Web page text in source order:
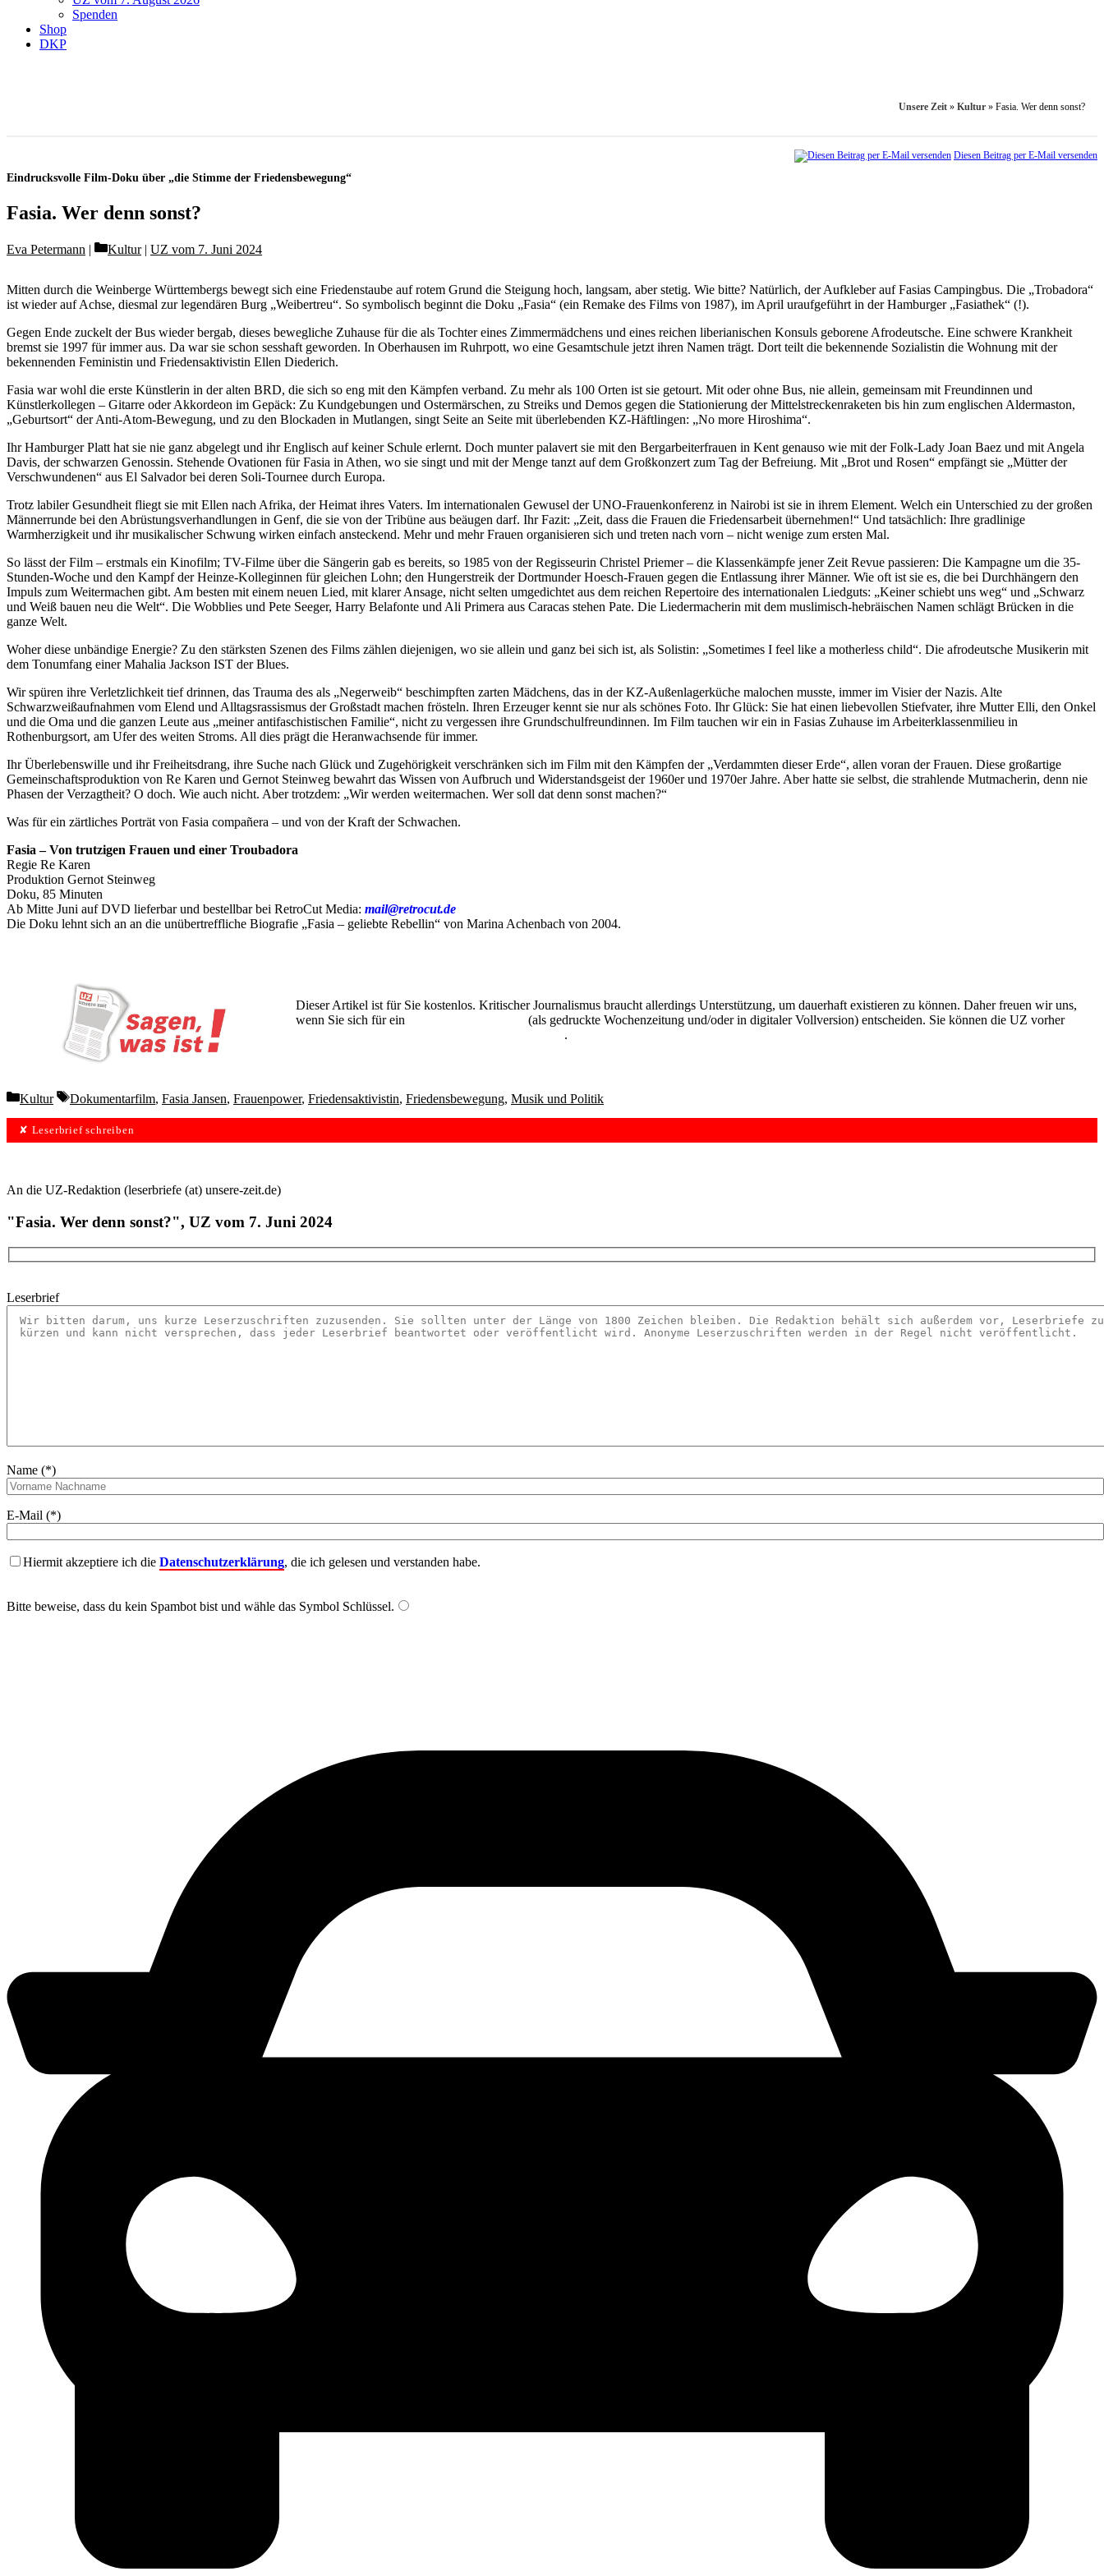
Spenden
Shop
DKP
Unsere Zeit » Kultur » Fasia. Wer denn sonst?
Diesen Beitrag per E-Mail versenden
Eindrucksvolle Film-Doku über „die Stimme der Friedensbewegung“
Fasia. Wer denn sonst?
Eva Petermann Categories
Kultur | UZ vom 7. Juni 2024
Mitten durch die Weinberge Württembergs bewegt sich eine Friedenstaube auf rotem Grund die Steigung hoch, langsam, aber stetig. Wie bitte? Natürlich, der Aufkleber auf Fasias Campingbus. Die „Trobadora“
ist wieder auf Achse, diesmal zur legendären Burg „Weibertreu“. So symbolisch beginnt die Doku „Fasia“ (ein Remake des Films von 1987), im April uraufgeführt in der Hamburger „Fasiathek“ (!).
Gegen Ende zuckelt der Bus wieder bergab, dieses bewegliche Zuhause für die als Tochter eines Zimmermädchens und eines reichen liberianischen Konsuls geborene Afrodeutsche. Eine schwere Krankheit
bremst sie 1997 für immer aus. Da war sie schon sesshaft geworden. In Oberhausen im Ruhrpott, wo eine Gesamtschule jetzt ihren Namen trägt. Dort teilt die bekennende Sozialistin die Wohnung mit der
bekennenden Feministin und Friedensaktivistin Ellen Diederich.
Fasia war wohl die erste Künstlerin in der alten BRD, die sich so eng mit den Kämpfen verband. Zu mehr als 100 Orten ist sie getourt. Mit oder ohne Bus, nie allein, gemeinsam mit Freundinnen und
Künstlerkollegen – Gitarre oder Akkordeon im Gepäck: Zu Kundgebungen und Ostermärschen, zu Streiks und Demos gegen die Stationierung der Mittelstreckenraketen bis hin zum englischen Aldermaston,
„Geburtsort“ der Anti-Atom-Bewegung, und zu den Blockaden in Mutlangen, singt Seite an Seite mit überlebenden KZ-Häftlingen: „No more Hiroshima“.
Ihr Hamburger Platt hat sie nie ganz abgelegt und ihr Englisch auf keiner Schule erlernt. Doch munter palavert sie mit den Bergarbeiterfrauen in Kent genauso wie mit der Folk-Lady Joan Baez und mit Angela
Davis, der schwarzen Genossin. Stehende Ovationen für Fasia in Athen, wo sie singt und mit der Menge tanzt auf dem Großkonzert zum Tag der Befreiung. Mit „Brot und Rosen“ empfängt sie „Mütter der
Verschwundenen“ aus El Salvador bei deren Soli-Tournee durch Europa.
Trotz labiler Gesundheit fliegt sie mit Ellen nach Afrika, der Heimat ihres Vaters. Im internationalen Gewusel der UNO-Frauenkonferenz in Nairobi ist sie in ihrem Element. Welch ein Unterschied zu der großen
Männerrunde bei den Abrüstungsverhandlungen in Genf, die sie von der Tribüne aus beäugen darf. Ihr Fazit: „Zeit, dass die Frauen die Friedensarbeit übernehmen!“ Und tatsächlich: Ihre gradlinige
Warmherzigkeit und ihr musikalischer Schwung wirken einfach ansteckend. Mehr und mehr Frauen organisieren sich und treten nach vorn – nicht wenige zum ersten Mal.
So lässt der Film – erstmals ein Kinofilm; TV-Filme über die Sängerin gab es bereits, so 1985 von der Regisseurin Christel Priemer – die Klassenkämpfe jener Zeit Revue passieren: Die Kampagne um die 35-
Stunden-Woche und den Kampf der Heinze-Kolleginnen für gleichen Lohn; den Hungerstreik der Dortmunder Hoesch-Frauen gegen die Entlassung ihrer Männer. Wie oft ist sie es, die bei Durchhängern den
Impuls zum Weitermachen gibt. Am besten mit einem neuen Lied, mit klarer Ansage, nicht selten umgedichtet aus dem reichen Repertoire des internationalen Liedguts: „Keiner schiebt uns weg“ und „Schwarz
und Weiß bauen neu die Welt“. Die Wobblies und Pete Seeger, Harry Belafonte und Ali Primera aus Caracas stehen Pate. Die Liedermacherin mit dem muslimisch-hebräischen Namen schlägt Brücken in die
ganze Welt.
Woher diese unbändige Energie? Zu den stärksten Szenen des Films zählen diejenigen, wo sie allein und ganz bei sich ist, als Solistin: „Sometimes I feel like a motherless child“. Die afrodeutsche Musikerin mit
dem Tonumfang einer Mahalia Jackson IST der Blues.
Wir spüren ihre Verletzlichkeit tief drinnen, das Trauma des als „Negerweib“ beschimpften zarten Mädchens, das in der KZ-Außenlagerküche malochen musste, immer im Visier der Nazis. Alte
Schwarzweißaufnahmen vom Elend und Alltagsrassismus der Großstadt machen frösteln. Ihren Erzeuger kennt sie nur als schönes Foto. Ihr Glück: Sie hat einen liebevollen Stiefvater, ihre Mutter Elli, den Onkel
und die Oma und die ganzen Leute aus „meiner antifaschistischen Familie“, nicht zu vergessen ihre Grundschulfreundinnen. Im Film tauchen wir ein in Fasias Zuhause im Arbeiterklassenmilieu in
Rothenburgsort, am Ufer des weiten Stroms. All dies prägt die Heranwachsende für immer.
Ihr Überlebenswille und ihr Freiheitsdrang, ihre Suche nach Glück und Zugehörigkeit verschränken sich im Film mit den Kämpfen der „Verdammten dieser Erde“, allen voran der Frauen. Diese großartige
Gemeinschaftsproduktion von Re Karen und Gernot Steinweg bewahrt das Wissen von Aufbruch und Widerstandsgeist der 1960er und 1970er Jahre. Aber hatte sie selbst, die strahlende Mutmacherin, denn nie
Phasen der Verzagtheit? O doch. Wie auch nicht. Aber trotzdem: „Wir werden weitermachen. Wer soll dat denn sonst machen?“
Was für ein zärtliches Porträt von Fasia compañera – und von der Kraft der Schwachen.
Fasia – Von trutzigen Frauen und einer Troubadora
Regie Re Karen
Produktion Gernot Steinweg
Doku, 85 Minuten
Ab Mitte Juni auf DVD lieferbar und bestellbar bei RetroCut Media: mail@retrocut.de
Die Doku lehnt sich an an die unübertreffliche Biografie „Fasia – geliebte Rebellin“ von Marina Achenbach von 2004.
Dieser Artikel ist für Sie kostenlos. Kritischer Journalismus braucht allerdings Unterstützung, um dauerhaft existieren zu können. Daher freuen wir uns,
wenn Sie sich für ein
(als gedruckte Wochenzeitung und/oder in digitaler Vollversion) entscheiden. Sie können die UZ vorher
.
Categories
Kultur Tags
Dokumentarfilm, Fasia Jansen, Frauenpower, Friedensaktivistin, Friedensbewegung, Musik und Politik
✘ Leserbrief schreiben
An die UZ-Redaktion (leserbriefe (at) unsere-zeit.de)
"Fasia. Wer denn sonst?", UZ vom 7. Juni 2024
Leserbrief
Name (*)
E-Mail (*)
Hiermit akzeptiere ich die Datenschutzerklärung, die ich gelesen und verstanden habe.
Bitte beweise, dass du kein Spambot bist und wähle das Symbol Schlüssel.